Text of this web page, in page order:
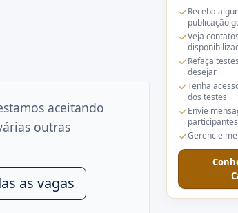
aceitando
outras
as vagas
Receba
publicação
Veja
Refaça
desejar
Tenha
dos testes
Envie
participantes
Gerencie